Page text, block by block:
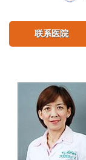
联系医院